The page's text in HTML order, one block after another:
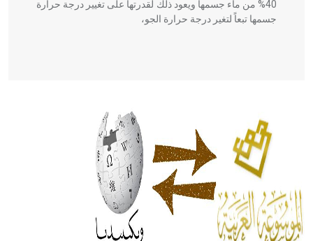
40% من ماء جسمها ويعود ذلك لقدرتها على تغيير درجة حرارة
جسمها تبعاً لتغير درجة حرارة الجو،
الحكم، الأدلة، تنظيم التغذية، ورسالته في جروح الرأس. ويعود
له الفضل بأنه حرر الطب من الدين والفلسفة.
- هل تعلم أن المرجان إفراز حيواني يتكون في البحر ويتركب
من مادة كربونات الكلسيوم، وهو أحمر أو شديد الحمرة وهو
أجود أنواعه، ويمتاز بكبر الحجم ويسمى الش